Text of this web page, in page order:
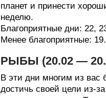
планет и принести
неделю.
Благоприятные дни: 22,
Менее благоприятные: 19.
РЫБЫ (20.02 —
В эти дни многим из вас
достичь своей цели из-